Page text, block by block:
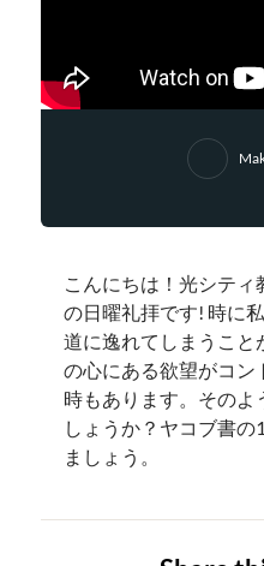
こんにちは！光シテ
の日曜礼拝です! 時に
道に逸れてしまうこと
の心にある欲望がコン
時もあります。その
しょうか？ヤコブ書
ましょう。